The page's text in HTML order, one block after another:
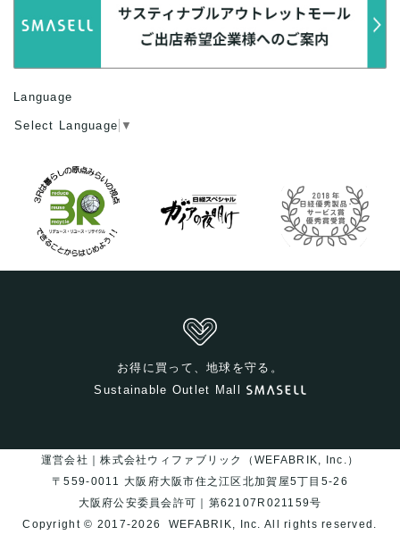
Language
Select Language ▼
お得に買って、地球を守る。
Sustainable Outlet Mall
運営会社｜株式会社ウィファブリック（WEFABRIK, Inc.）
〒559-0011 大阪府大阪市住之江区北加賀屋5丁目5-26
大阪府公安委員会許可｜第62107R021159号
Copyright © 2017-2026
WEFABRIK, Inc.All rights reserved.